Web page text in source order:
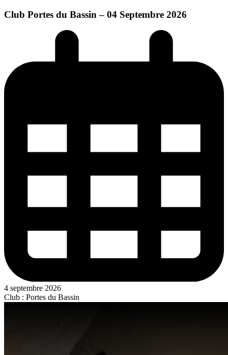
Club Portes du Bassin – 04 Septembre 2026
4 septembre 2026
Club : Portes du Bassin